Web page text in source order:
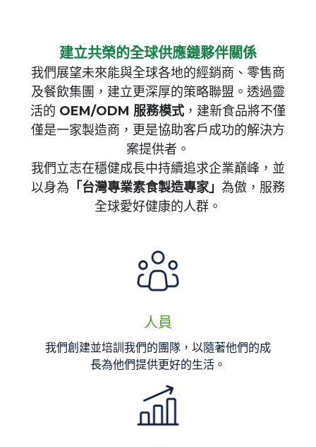
建立共榮的全球供應鏈夥伴關係
我們展望未來能與全球各地的經銷商、零售商
及餐飲集團，建立更深厚的策略聯盟。透過靈
活的 OEM/ODM 服務模式，建新食品將不僅
僅是一家製造商，更是協助客戶成功的解決方
案提供者。
我們立志在穩健成長中持續追求企業巔峰，並
以身為 「台灣專業素食製造專家」 為傲，服務
全球愛好健康的人群。
人員
我們創建並培訓我們的團隊，以隨著他們的成
長為他們提供更好的生活。